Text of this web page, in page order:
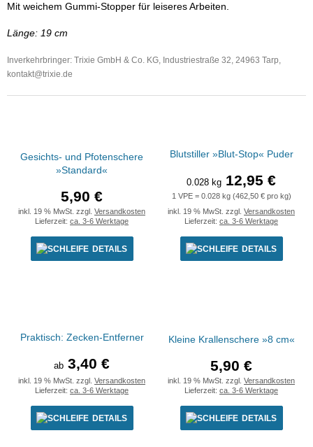
Mit weichem Gummi-Stopper für leiseres Arbeiten.
Länge: 19 cm
Inverkehrbringer: Trixie GmbH & Co. KG, Industriestraße 32, 24963 Tarp,
kontakt@trixie.de
Gesichts- und Pfotenschere
»Standard«
5,90 €
inkl. 19 % MwSt. zzgl. Versandkosten
Lieferzeit: ca. 3-6 Werktage
DETAILS
Blutstiller »Blut-Stop« Puder
0.028 kg 12,95 €
1 VPE = 0.028 kg (462,50 € pro kg)
inkl. 19 % MwSt. zzgl. Versandkosten
Lieferzeit: ca. 3-6 Werktage
DETAILS
Praktisch: Zecken-Entferner
ab 3,40 €
inkl. 19 % MwSt. zzgl. Versandkosten
Lieferzeit: ca. 3-6 Werktage
DETAILS
Kleine Krallenschere »8 cm«
5,90 €
inkl. 19 % MwSt. zzgl. Versandkosten
Lieferzeit: ca. 3-6 Werktage
DETAILS